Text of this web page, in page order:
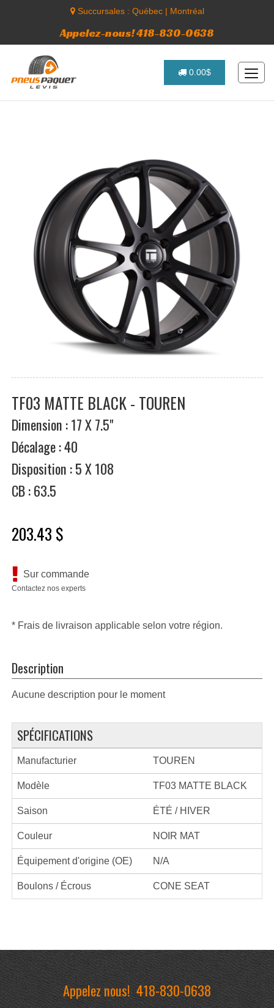
Succursales : Québec| Montréal
Appelez-nous! 418-830-0638
0.00$
TF03 MATTE BLACK - TOUREN
Dimension : 17 X 7.5"
Décalage : 40
Disposition : 5 X 108
CB : 63.5
203.43 $
Sur commande
Contactez nos experts
* Frais de livraison applicable selon votre région.
Description
Aucune description pour le moment
SPÉCIFICATIONS
Manufacturier TOUREN
Modèle TF03 MATTE BLACK
Saison ÉTÉ / HIVER
Couleur NOIR MAT
Équipement d'origine (OE) N/A
Boulons / Écrous CONE SEAT
Appelez nous!418-830-0638